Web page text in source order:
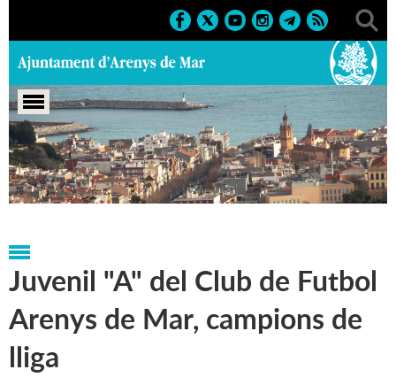
Portada > Notícies > Marcs > Esportius > Reconeixements
esportius
Juvenil "A" del Club de Futbol
Arenys de Mar, campions de
lliga